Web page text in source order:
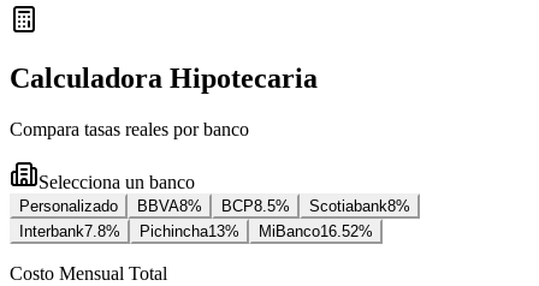
Calculadora Hipotecaria
Compara tasas reales por banco
Selecciona un banco
Personalizado BBVA8% BCP8.5% Scotiabank8%
Interbank7.8% Pichincha13% MiBanco16.52%
Costo Mensual Total